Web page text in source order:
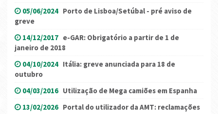
05/06/2024 Porto de Lisboa/Setúbal - pré aviso de
greve
14/12/2017 e-GAR: Obrigatório a partir de 1 de
janeiro de 2018
04/10/2024 Itália: greve anunciada para 18 de
outubro
04/03/2016 Utilização de Mega camiões em Espanha
13/02/2026 Portal do utilizador da AMT: reclamações